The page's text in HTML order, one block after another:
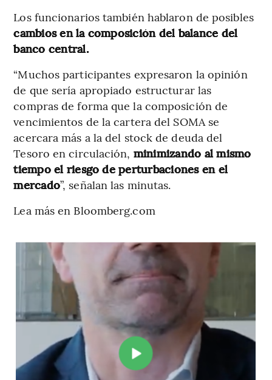
Los funcionarios también hablaron de posibles
cambios en la composición del balance del
banco central.
“Muchos participantes expresaron la opinión
de que sería apropiado estructurar las
compras de forma que la composición de
vencimientos de la cartera del SOMA se
acercara más a la del stock de deuda del
Tesoro en circulación, minimizando al mismo
tiempo el riesgo de perturbaciones en el
mercado”, señalan las minutas.
Lea más en Bloomberg.com